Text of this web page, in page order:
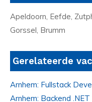
Apeldoorn, Eefde,
Gorssel, Brumm
Gerelateerde
Arnhem: Fullstack
Arnhem: Backend